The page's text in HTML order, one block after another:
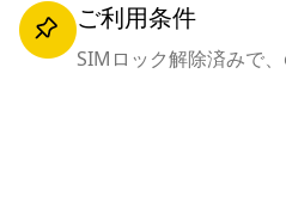
ご利用条件
SIMロック解除済みで